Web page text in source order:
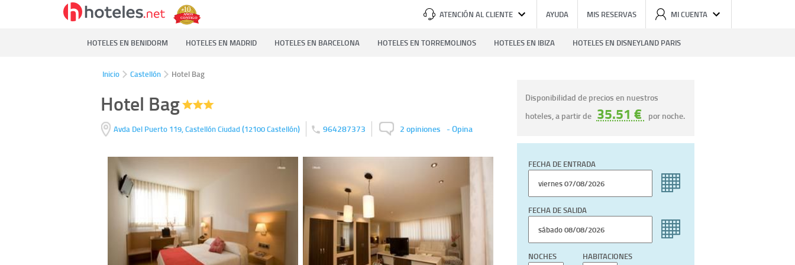
ATENCIÓN AL CLIENTE AYUDA MIS RESERVAS MI CUENTA
HOTELES EN BENIDORM HOTELES EN MADRID HOTELES EN BARCELONA HOTELES EN TORREMOLINOS HOTELES EN IBIZA HOTELES EN DISNEYLAND PARIS
Inicio Castellón Hotel Bag
Hotel Bag
Avda Del Puerto 119,Castellón Ciudad(12100Castellón) 964287373 2 opiniones -Opina
Disponibilidad de precios en nuestros
hoteles, a partir de 35.51 € por noche.
FECHA DE ENTRADA
FECHA DE SALIDA
NOCHES HABITACIONES